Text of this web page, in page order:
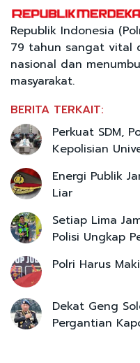
Republik Indonesia
79 tahun sangat vital
nasional dan
masyarakat.
BERITA TERKAIT:
Perkuat SDM,
Kepolisian
Energi Publik
Liar
Setiap Lima
Polisi Ungkap
Polri Harus
Dekat Geng
Pergantian